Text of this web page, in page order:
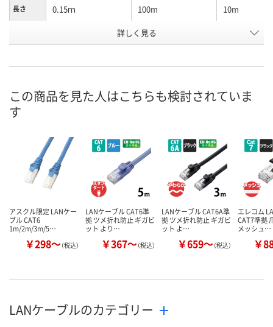
長さ 0.15ｍ 100m 10m
ブルー
号
お届け日
在庫切れです
（次回入荷日未定）
数量
カゴへ
数量
カ
詳しく見る
この商品を見た人はこちらも検討されていま
す
アスクル限定 LANケー
ブル CAT6
1m/2m/3m/5…
￥298～（税込）
LANケーブル CAT6準
拠 ツメ折れ防止 ギガビ
ット より…
￥367～（税込）
LANケーブル CAT6A準
拠 ツメ折れ防止 ギガビ
ット よ…
￥659～（税込）
エレコム
CAT7準拠
メッシュ…
￥
LANケーブルのカテゴリー